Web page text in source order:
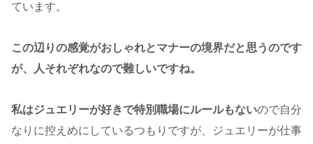
ています。
この辺りの感覚がおしゃれとマナーの境界だと思うのです
が、人それぞれなので難しいですね。
私はジュエリーが好きで特別職場にルールもないので自分
なりに控えめにしているつもりですが、ジュエリーが仕事